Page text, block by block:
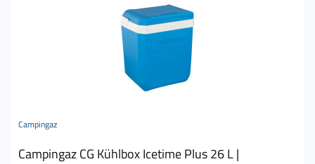
Campingaz
Campingaz CG Kühlbox Icetime Plus 26 L |